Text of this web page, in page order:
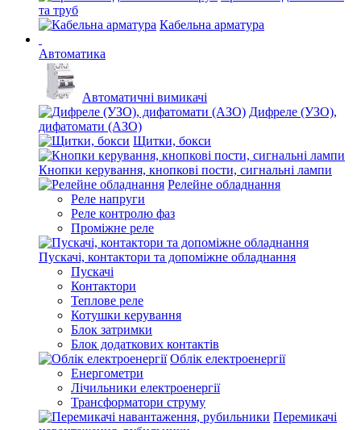
та труб
Кабельна арматура
Автоматика
Автоматичні вимикачі
Дифреле (УЗО),
дифатомати (АЗО)
Щитки, бокси
Кнопки керування, кнопкові пости, сигнальні лампи
Релейне обладнання
Реле напруги
Реле контролю фаз
Проміжне реле
Пускачі, контактори та допоміжне обладнання
Пускачі
Контактори
Теплове реле
Котушки керування
Блок затримки
Блок додаткових контактів
Облік електроенергії
Енергометри
Лічильники електроенергії
Трансформатори струму
Перемикачі